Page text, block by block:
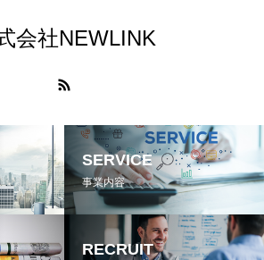
会社NEWLINK
SERVICE
事業内容
RECRUIT